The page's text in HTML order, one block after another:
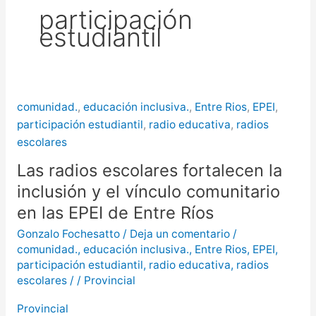
puntos de Concordia
creciente del río Uruguay ya alcanzó
Concordia
participación
estudiantil
comunidad., educación inclusiva., Entre Rios, EPEI,
participación estudiantil, radio educativa, radios
escolares
Las radios escolares fortalecen la
inclusión y el vínculo comunitario
en las EPEI de Entre Ríos
Gonzalo Fochesatto / Deja un comentario /
comunidad., educación inclusiva., Entre Rios, EPEI,
participación estudiantil, radio educativa, radios
escolares/ / Provincial
Provincial